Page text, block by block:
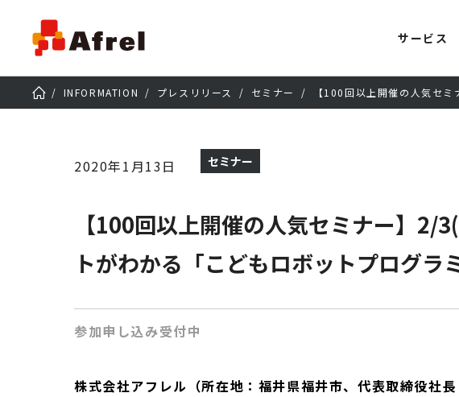
サービス
INFORMATION プレスリリース セミナー 【100回以上開催の人気セ
2020年1月13日 セミナー
【100回以上開催の人気セミナー】2/
トがわかる「こどもロボットプログラ
参加申し込み受付中
株式会社アフレル（所在地：福井県福井市、代表取締役社